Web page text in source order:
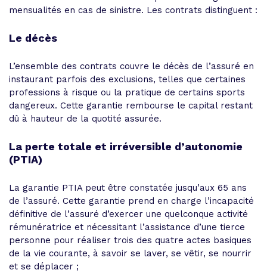
mensualités en cas de sinistre. Les contrats distinguent :
Le décès
L’ensemble des contrats couvre le décès de l’assuré en
instaurant parfois des exclusions, telles que certaines
professions à risque ou la pratique de certains sports
dangereux. Cette garantie rembourse le capital restant
dû à hauteur de la quotité assurée.
La perte totale et irréversible d’autonomie
(PTIA)
La garantie PTIA peut être constatée jusqu’aux 65 ans
de l’assuré. Cette garantie prend en charge l’incapacité
définitive de l’assuré d’exercer une quelconque activité
rémunératrice et nécessitant l’assistance d’une tierce
personne pour réaliser trois des quatre actes basiques
de la vie courante, à savoir se laver, se vêtir, se nourrir
et se déplacer ;